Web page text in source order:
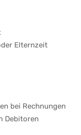
Elternzeit
bei Rechnungen
Debitoren